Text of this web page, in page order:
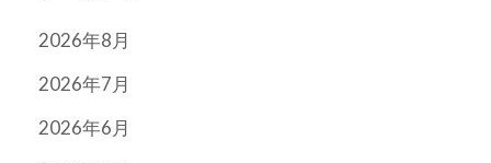
2026年8月
2026年7月
2026年6月